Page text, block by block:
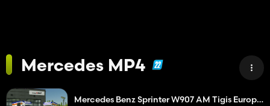
Mercedes MP4
Mercedes Benz Sprinter W907 AM Tigis Europa RTW